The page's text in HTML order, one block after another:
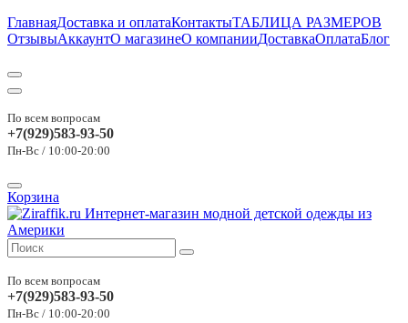
ГлавнаяДоставка и оплатаКонтактыТАБЛИЦА РАЗМЕРОВ
ОтзывыАккаунтО магазинеО компанииДоставкаОплатаБлог
По всем вопросам
+7(929)583-93-50
Пн-Вс / 10:00-20:00
Корзина
По всем вопросам
+7(929)583-93-50
Пн-Вс / 10:00-20:00